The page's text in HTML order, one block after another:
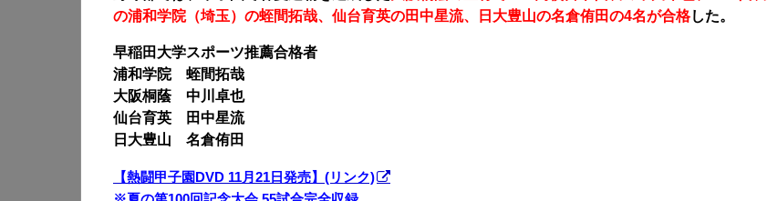
の浦和学院（埼玉）の蛭間拓哉、仙台育英の田中星流、日大豊山の名倉侑田の4名が合格した。
早稲田大学スポーツ推薦合格者
浦和学院 蛭間拓哉
大阪桐蔭 中川卓也
仙台育英 田中星流
日大豊山 名倉侑田
【熱闘甲子園DVD 11月21日発売】(リンク)